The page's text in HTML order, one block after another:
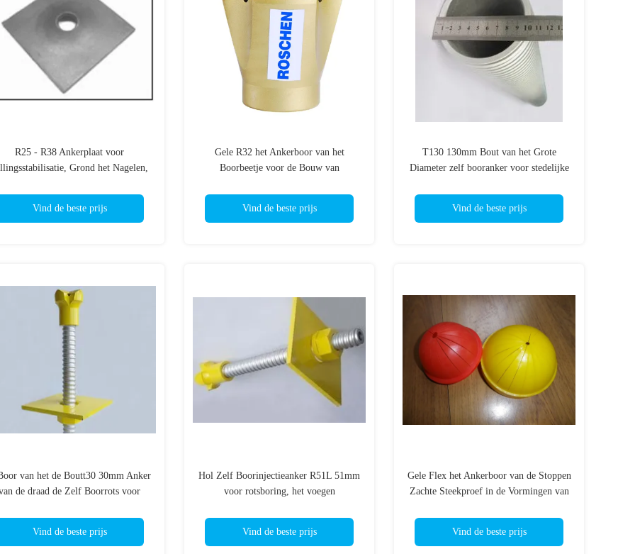
R25 - R38 Ankerplaat voor
Grond het Nagelen,
Vind de beste prijs
Gele R32 het Ankerboor van het
Boorbeetje voor de Bouw van
Vind de beste prijs
T130 130mm Bout van het Grote
Diameter zelf booranker voor stedelijke
Vind de beste prijs
van het de Boutt30 30mm Anker
de draad de Zelf Boorrots voor
Vind de beste prijs
Hol Zelf Boorinjectieanker R51L 51mm
voor rotsboring, het voegen
Vind de beste prijs
Gele Flex het Ankerboor van de Stoppen
Zachte Steekproef in de Vormingen van
Vind de beste prijs